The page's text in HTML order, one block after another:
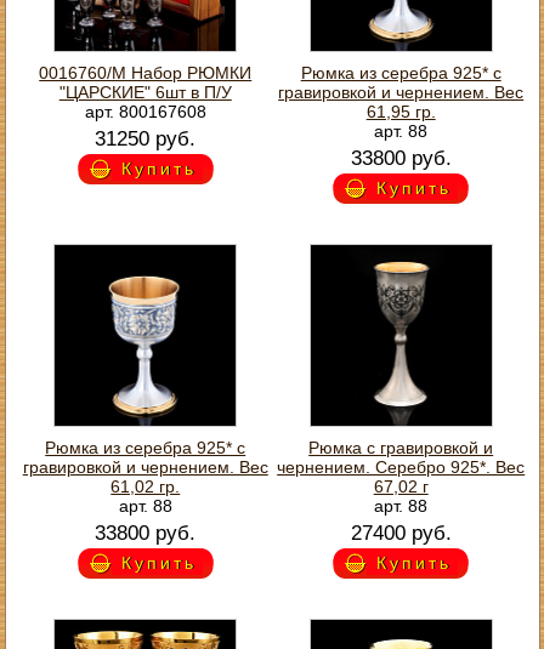
0016760/М Набор РЮМКИ
"ЦАРСКИЕ" 6шт в П/У
арт. 800167608
31250 руб.
Купить
Рюмка из серебра 925* с
гравировкой и чернением. Вес
61,95 гр.
арт. 88
33800 руб.
Купить
Рюмка из серебра 925* с
гравировкой и чернением. Вес
61,02 гр.
арт. 88
33800 руб.
Купить
Рюмка с гравировкой и
чернением. Серебро 925*. Вес
67,02 г
арт. 88
27400 руб.
Купить